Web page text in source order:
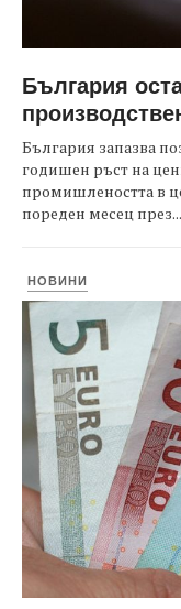
България
България запазва
годишен ръст на
промишлеността в
пореден месец през...
НОВИНИ